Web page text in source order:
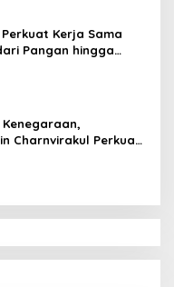
Kerja Sama
Pangan hingga
Charnvirakul Perkuat
Thailand